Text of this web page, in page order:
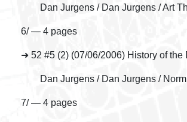
Dan Jurgens / Dan Jurgens / Art
6/ — 4 pages
➜ 52 #5 (2) (07/06/2006) History of the
Dan Jurgens / Dan Jurgens / Norm
7/ — 4 pages